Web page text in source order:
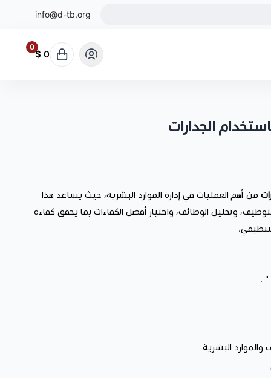
info@d-tb.org
0
0 $
الجدارات
من أهم العمليات في إدارة الموارد البشرية، حيث يساعد هذا
وتحليل الوظائف، واختيار أفضل الكفاءات بما يحقق كفاءة
البشرية